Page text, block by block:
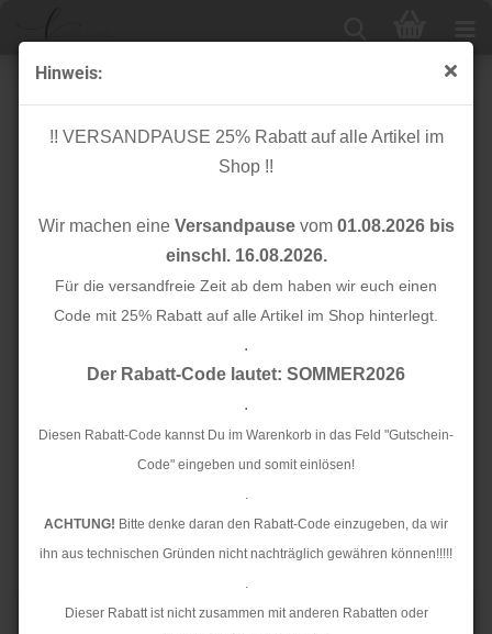
Hinweis:
!! VERSANDPAUSE 25% Rabatt auf alle Artikel im
Shop !!
Wir machen eine Versandpausevom 01.08.2026 bis
einschl. 16.08.2026.
Für die versandfreie Zeit ab dem haben wir euch einen
Code mit 25% Rabatt auf alle Artikel im Shop hinterlegt.
.
Der Rabatt-Code lautet: SOMMER2026
.
Diesen Rabatt-Code kannst Du im Warenkorb in das Feld "Gutschein-
Code" eingeben und somit einlösen!
.
ACHTUNG! Bitte denke daran den Rabatt-Code einzugeben, da wir
ihn aus technischen Gründen nicht nachträglich gewähren können!!!!!
.
Dieser Rabatt ist nicht zusammen mit anderen Rabatten oder
Bio Baumwolle - Wheatley green - Stockbridge - Cloud9
Fabrics